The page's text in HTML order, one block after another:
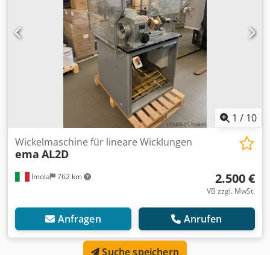
1 / 10
Imola 762 km
Wickelmaschine für lineare Wicklungen
ema AL2D
2.500 €
VB zzgl. MwSt.
Anfragen Anrufen
Suche speichern